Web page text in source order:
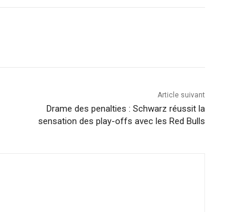
Article suivant
Drame des penalties : Schwarz réussit la
sensation des play-offs avec les Red Bulls